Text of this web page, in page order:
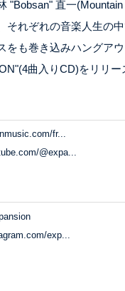
"Bobsan" 直一
それぞれの音楽人生の
をも巻き込みハングア
曲入りCD)をリリー
fr...
@expa...
exp...